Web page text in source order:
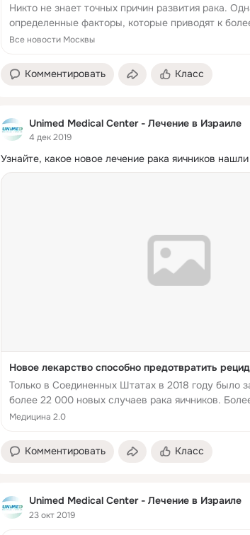
Никто не знает точных причин развития рака.
определенные факторы, которые приводят к
опухолей простаты.
Все новости Москвы
Комментировать Класс
Unimed Medical Center - Лечение в Израиле
4 дек 2019
Узнайте, какое новое лечение рака яичников
Новое лекарство способно предотвратить
Только в Соединенных Штатах в 2018 году было
более 22 000 новых случаев рака яичников.
привели к смерти, причем часто смерть была...
Медицина 2.0
Комментировать Класс
Unimed Medical Center - Лечение в Израиле
23 окт 2019